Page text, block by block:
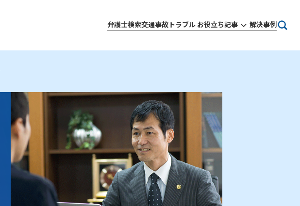
弁護士検索交通事故トラブル お役立ち記事 解決事例